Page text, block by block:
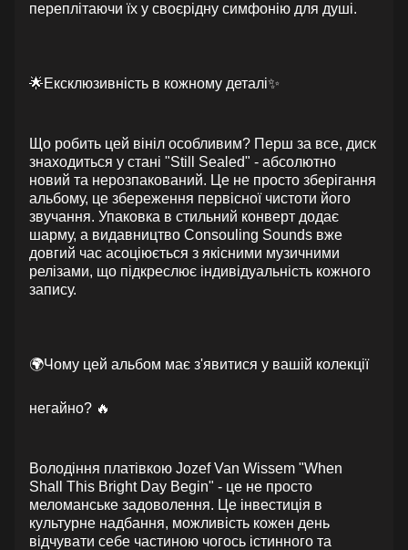
переплітаючи їх у своєрідну симфонію для душі.
🌟Ексклюзивність в кожному деталі✨
Що робить цей вініл особливим? Перш за все, диск
знаходиться у стані "Still Sealed" - абсолютно
новий та нерозпакований. Це не просто зберігання
альбому, це збереження первісної чистоти його
звучання. Упаковка в стильний конверт додає
шарму, а видавництво Consouling Sounds вже
довгий час асоціюється з якісними музичними
релізами, що підкреслює індивідуальність кожного
запису.
🌍Чому цей альбом має з'явитися у вашій колекції
негайно? 🔥
Володіння платівкою Jozef Van Wissem "When
Shall This Bright Day Begin" - це не просто
меломанське задоволення. Це інвестиція в
культурне надбання, можливість кожен день
відчувати себе частиною чогось істинного та